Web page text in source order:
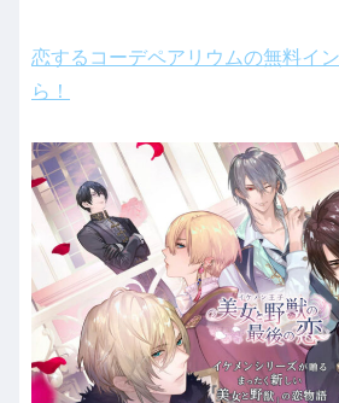
恋するコーデペアリウムの無料イ
ら！